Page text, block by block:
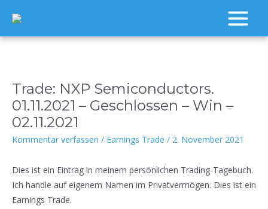
Inhalt
springen
Main
Trade: NXP Semiconductors.
01.11.2021 – Geschlossen – Win –
02.11.2021
Kommentar verfassen / Earnings Trade / 2. November 2021
Dies ist ein Eintrag in meinem persönlichen Trading-Tagebuch.
Ich handle auf eigenem Namen im Privatvermögen. Dies ist ein
Earnings Trade.